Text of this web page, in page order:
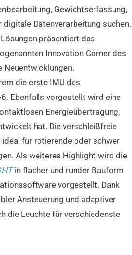
Gewichtserfassung,
Datenverarbeitung suchen.
präsentiert das
Innovation Corner des
Neuentwicklungen.
die erste IMU des
Ebenfalls vorgestellt wird eine
Energieübertragung,
hat. Die verschleißfreie
für rotierende oder schwer
Als weiteres Highlight wird die
in flacher und runder Bauform
vorgestellt. Dank
Ansteuerung und adaptiver
die Leuchte für verschiedenste